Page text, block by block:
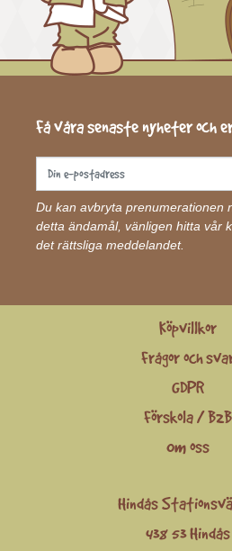
Få våra senaste nyheter och
Du kan avbryta prenumerationen
detta ändamål, vänligen hitta vår
det rättsliga meddelandet.
Köpvillkor
Frågor och
GDPR
Förskola / B2B
Om oss
Hindås
438 53 Hindås